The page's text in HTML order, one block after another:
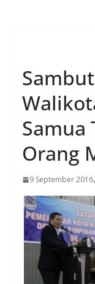
Samua
Orang
9 September 2016